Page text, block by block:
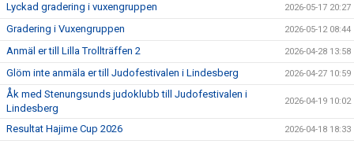
Lyckad gradering i vuxengruppen 2026-05-17 20:27
Gradering i Vuxengruppen 2026-05-12 08:44
Anmäl er till Lilla Trollträffen 2 2026-04-28 13:58
Glöm inte anmäla er till Judofestivalen i Lindesberg 2026-04-27 10:59
Åk med Stenungsunds judoklubb till Judofestivalen i
Lindesberg
2026-04-19 10:02
Resultat Hajime Cup 2026 2026-04-18 18:33